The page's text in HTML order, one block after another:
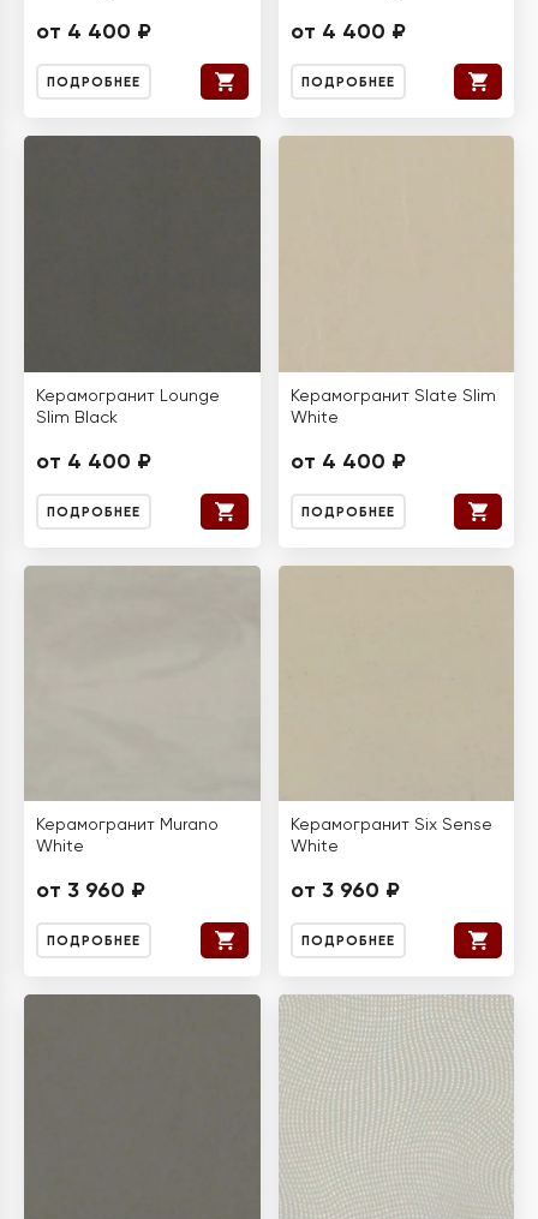
от 4 400 ₽
ПОДРОБНЕЕ
от 4 400 ₽
ПОДРОБНЕЕ
Керамогранит Lounge
Slim Black
от 4 400 ₽
ПОДРОБНЕЕ
Керамогранит Slate Slim
White
от 4 400 ₽
ПОДРОБНЕЕ
Керамогранит Murano
White
от 3 960 ₽
ПОДРОБНЕЕ
Керамогранит Six Sense
White
от 3 960 ₽
ПОДРОБНЕЕ